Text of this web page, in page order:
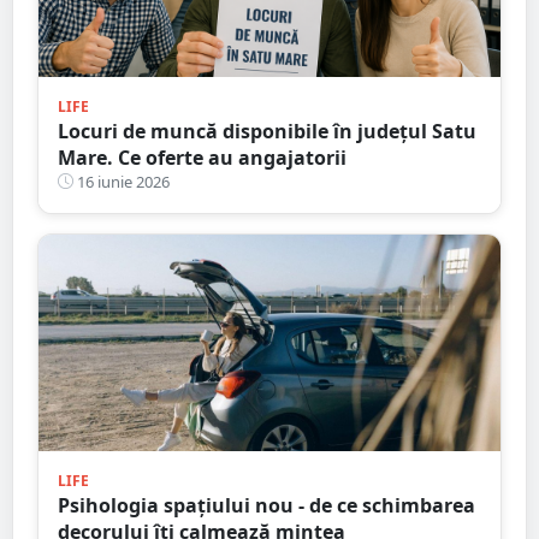
LIFE
Locuri de muncă disponibile în județul Satu
Mare. Ce oferte au angajatorii
16 iunie 2026
LIFE
Psihologia spațiului nou - de ce schimbarea
decorului îți calmează mintea